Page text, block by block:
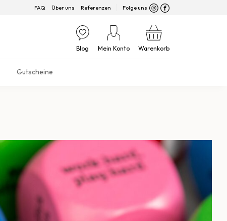
FAQ Über uns Referenzen Folge uns
Blog Mein Konto Warenkorb
Gutscheine